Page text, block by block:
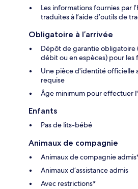
Les informations fournies par
traduites à l’aide d’outils de
Obligatoire à l’arrivée
Dépôt de garantie
débit ou en espèces) pour les
Une pièce d'identité officielle
requise
Âge minimum pour effectuer
Enfants
Pas de lits-bébé
Animaux de compagnie
Animaux de compagnie
Animaux d’assistance admis
Avec restrictions*